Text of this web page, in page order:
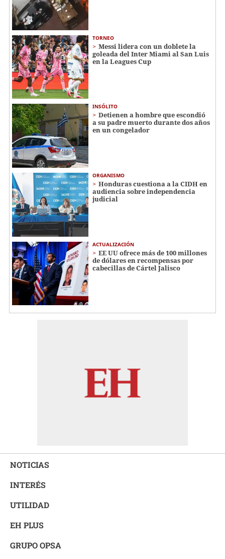
TORNEO
Messi lidera con un doblete la
goleada del Inter Miami al San Luis
en la Leagues Cup
INSÓLITO
Detienen a hombre que escondió
a su padre muerto durante dos años
en un congelador
ORGANISMO
Honduras cuestiona a la CIDH en
audiencia sobre independencia
judicial
ACTUALIZACIÓN
EE UU ofrece más de 100 millones
de dólares en recompensas por
cabecillas de Cártel Jalisco
NOTICIAS
INTERÉS
UTILIDAD
EH PLUS
GRUPO OPSA